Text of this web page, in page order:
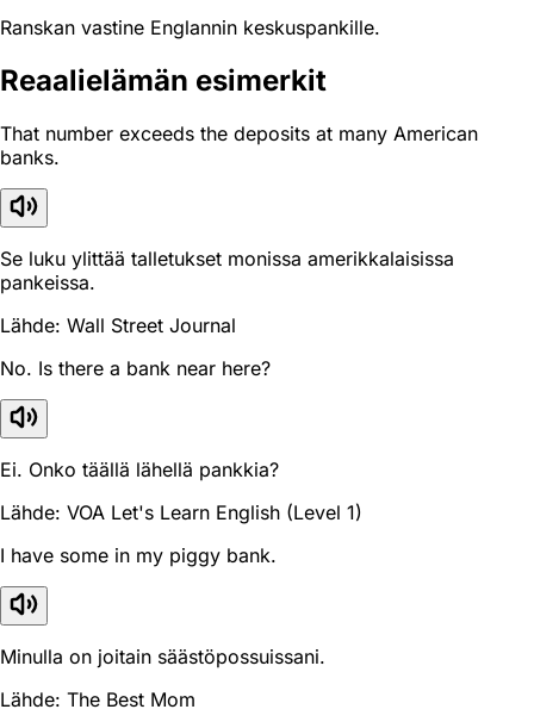
Ranskan vastine Englannin keskuspankille.
Reaali­elämän esimerkit
That number exceeds the deposits at many American
banks.
Se luku ylittää talletukset monissa amerikkalaisissa
pankeissa.
Lähde: Wall Street Journal
No. Is there a bank near here?
Ei. Onko täällä lähellä pankkia?
Lähde: VOA Let's Learn English (Level 1)
I have some in my piggy bank.
Minulla on joitain säästöpossuissani.
Lähde: The Best Mom